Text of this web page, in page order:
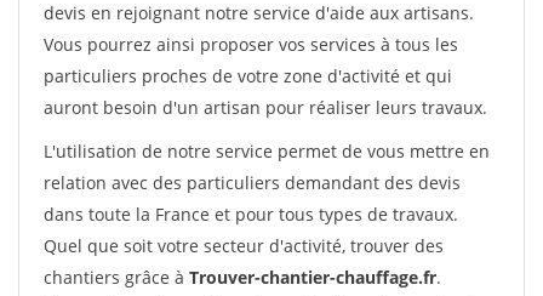
devis en rejoignant notre service d'aide aux artisans.
Vous pourrez ainsi proposer vos services à tous les
particuliers proches de votre zone d'activité et qui
auront besoin d'un artisan pour réaliser leurs travaux.
L'utilisation de notre service permet de vous mettre en
relation avec des particuliers demandant des devis
dans toute la France et pour tous types de travaux.
Quel que soit votre secteur d'activité, trouver des
chantiers grâce à Trouver-chantier-chauffage.fr.